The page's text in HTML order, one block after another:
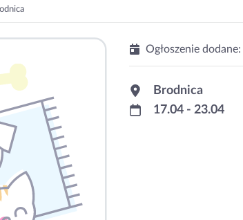
Ogłoszenie dodane:
Brodnica
17.04 - 23.04